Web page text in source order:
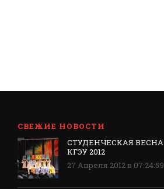
СВЕЖИЕ НОВОСТИ
СТУДЕНЧЕСКАЯ ВЕСНА
КГЭУ 2012
27 Апреля 2012 в 07:24:59